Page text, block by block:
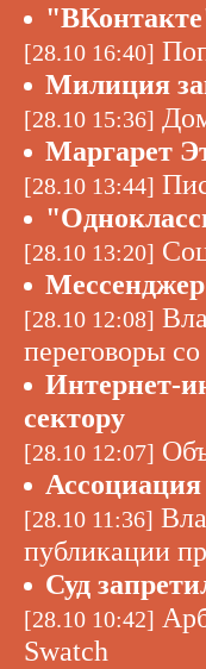
[28.10 16:40]
Милиция
[28.10 15:36]
Маргарет
[28.10 13:44]
[28.10 13:20]
[28.10 12:08]
переговоры
Интернет-
сектору
[28.10 12:07]
Ассоциация
[28.10 11:36]
публикации
Суд
[28.10 10:42]
Swatch